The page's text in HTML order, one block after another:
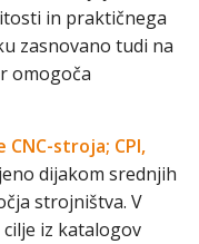
in praktičnega
zasnovano tudi na
omogoča
CNC-stroja; CPI,
dijakom srednjih
strojništva. V
iz katalogov